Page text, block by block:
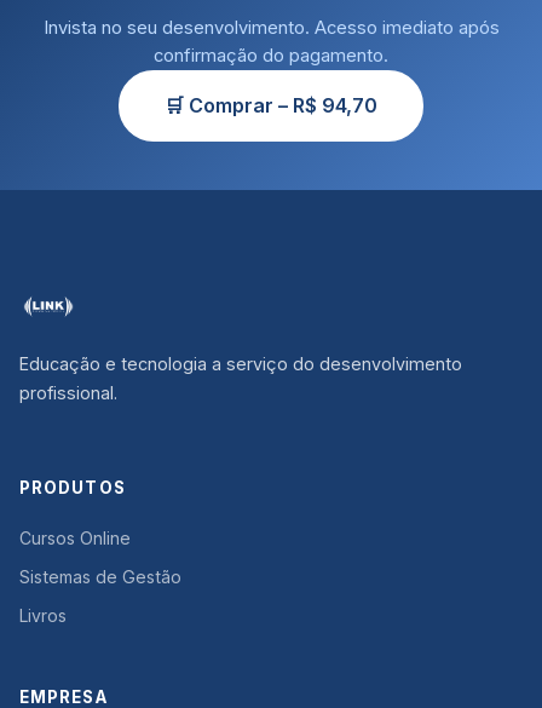
Invista no seu desenvolvimento. Acesso imediato após
confirmação do pagamento.
🛒 Comprar – R$ 94,70
Educação e tecnologia a serviço do desenvolvimento
profissional.
PRODUTOS
Cursos Online
Sistemas de Gestão
Livros
EMPRESA